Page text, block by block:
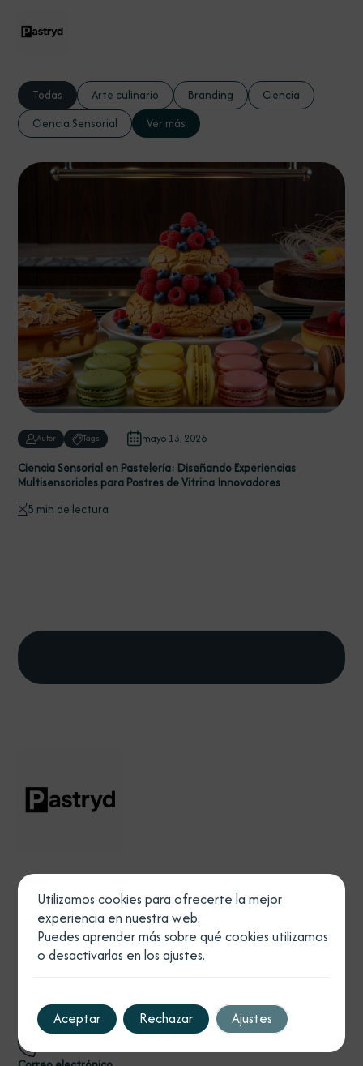
Todas Arte culinario Branding
Ciencia
Ciencia Sensorial
Ver más
Autor Tags mayo 13, 2026
Ciencia Sensorial en Pastelería: Diseñando Experiencias
Multisensoriales para Postres de Vitrina Innovadores
5 min de lectura
Legal
Política de privacidad
Política de cookies
Aviso legal
Teléfono
Utilizamos cookies para ofrecerte la mejor
experiencia en nuestra web.
Puedes aprender más sobre qué cookies utilizamos
o desactivarlas en losajustes.
Aceptar Rechazar Ajustes